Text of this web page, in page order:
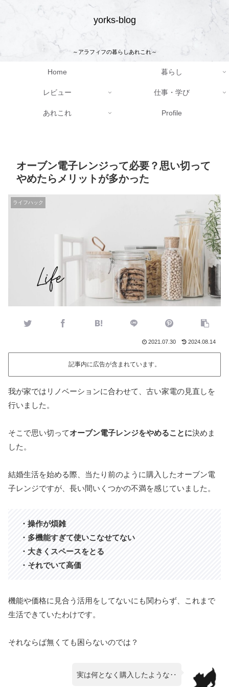
yorks-blog
～アラフィフの暮らしあれこれ～
Home 暮らし
レビュー 仕事・学び
あれこれ Profile
オーブン電子レンジって必要？思い切って
やめたらメリットが多かった
ライフハック
2021.07.30 2024.08.14
記事内に広告が含まれています。
我が家ではリノベーションに合わせて、古い家電の見直しを
行いました。
そこで思い切ってオーブン電子レンジをやめることに決めま
した。
結婚生活を始める際、当たり前のように購入したオーブン電
子レンジですが、長い間いくつかの不満を感じていました。
・操作が煩雑
・多機能すぎて使いこなせてない
・大きくスペースをとる
・それでいて高価
機能や価格に見合う活用をしてないにも関わらず、これまで
生活できていたわけです。
それならば無くても困らないのでは？
実は何となく購入したような‥